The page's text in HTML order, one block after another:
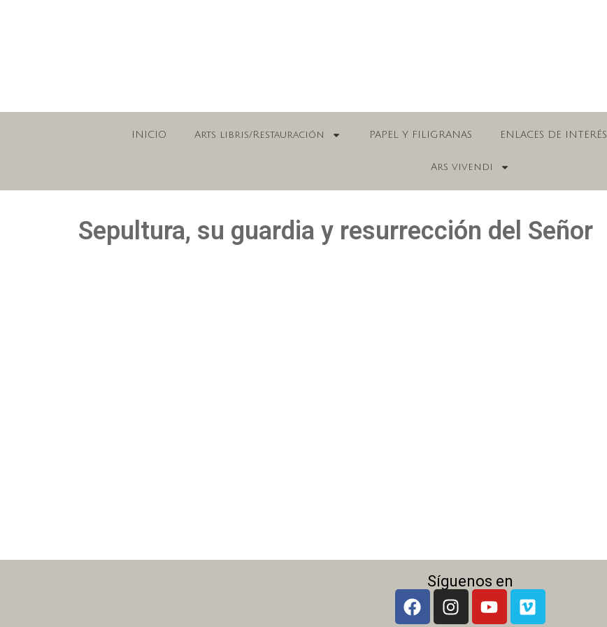
INICIO Arts libris/Restauración PAPEL Y FILIGRANAS ENLACES DE INTERÉS
Ars vivendi
Sepultura, su guardia y resurrección del Señor
Síguenos en